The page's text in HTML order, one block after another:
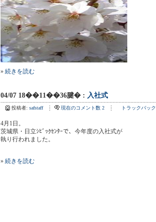
» 続きを読む
04/07 18��11��36腱� : 入社式
投稿者: safstaff 現在のコメント数 2 トラックバック
4月1日。
茨城県・日立ｼﾋﾞｯｸｾﾝﾀｰで、今年度の入社式が
執り行われました。
» 続きを読む